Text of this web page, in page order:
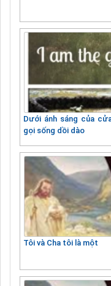
Dưới ánh sáng của
gọi sống dồi dào
Tôi và Cha tôi là một